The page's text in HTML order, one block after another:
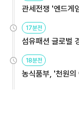
관세전쟁 '엔드게
용해야
17분전
섬유패션 글로벌
원
18분전
농식품부, '천원